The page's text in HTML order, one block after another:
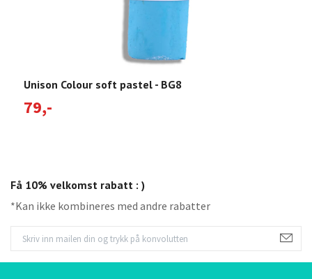
Få 10% velkomst rabatt : )
*Kan ikke kombineres med andre rabatter
Unison Colour soft pastel - BG8
79,-